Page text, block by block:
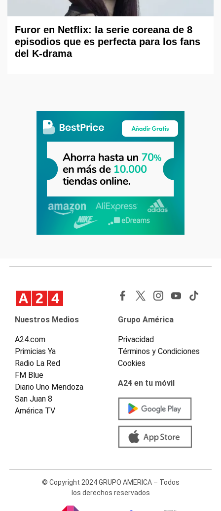
Furor en Netflix: la serie coreana de 8
episodios que es perfecta para los fans
del K-drama
Nuestros Medios
A24.com
Primicias Ya
Radio La Red
FM Blue
Diario Uno Mendoza
San Juan 8
América TV
Grupo América
Privacidad
Términos y Condiciones
Cookies
A24 en tu móvil
© Copyright 2024 GRUPO AMERICA – Todos
los derechos reservados